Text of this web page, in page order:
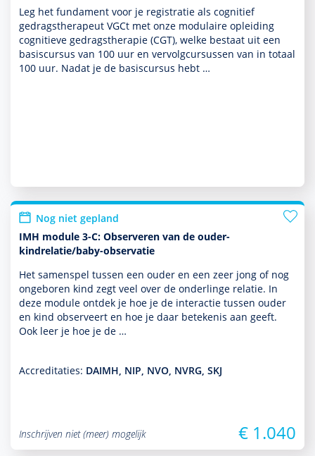
Leg het fundament voor je registratie als cognitief
gedrags­thera­peut VGCt met onze modulaire opleiding
cogni­tieve gedrags­thera­pie (CGT), welke bestaat uit een
basis­cursus van 100 uur en ver­volg­cur­sussen van in totaal
100 uur. Nadat je de basis­cursus hebt …
Nog niet gepland
IMH module 3-C: Observeren van de ouder-
kindrelatie/baby-observatie
Het samenspel tussen een ouder en een zeer jong of nog
ongeboren kind zegt veel over de onderlinge relatie. In
deze module ontdek je hoe je de interactie tussen ouder
en kind observeert en hoe je daar bete­kenis aan geeft.
Ook leer je hoe je de …
Accreditaties: DAIMH, NIP, NVO, NVRG, SKJ
Inschrijven niet (meer) mogelijk € 1.040